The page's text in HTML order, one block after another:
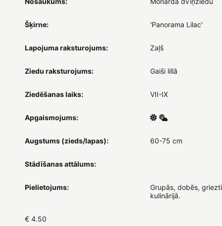
Šķirne: 'Panorama Lilac'
Lapojuma raksturojums: Zaļš
Ziedu raksturojums: Gaiši lillā
Ziedēšanas laiks: VII-IX
Apgaismojums:
Augstums (zieds/lapas): 60-75 cm
Stādīšanas attālums:
Pielietojums:
Grupās, dobēs,
kulinārijā.
€ 4.50